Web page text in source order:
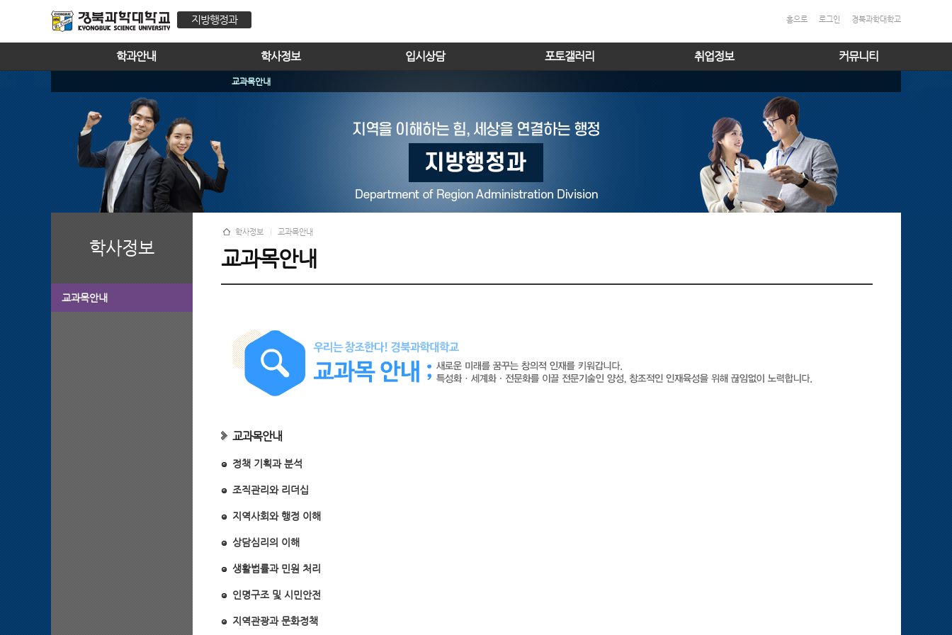
지방행정과 홈으로 로그인 경북과학대학교
학과안내 학사정보
교과목안내
입시상담 포토갤러리 취업정보 커뮤니티
학사정보
교과목안내
학사정보 교과목안내
교과목안내
교과목안내
정책 기획과 분석
조직관리와 리더십
지역사회와 행정 이해
상담심리의 이해
생활법률과 민원 처리
인명구조 및 시민안전
지역관광과 문화정책